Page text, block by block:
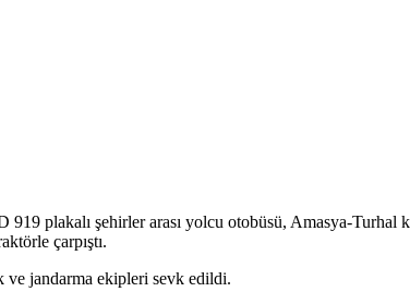
plakalı şehirler arası yolcu otobüsü, Amasya-
çarpıştı.
ve jandarma ekipleri sevk edildi.